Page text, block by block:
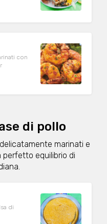
con
di pollo
marinati e
equilibrio di
di